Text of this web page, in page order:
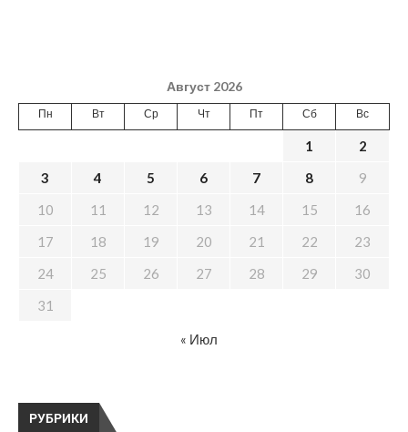
РУБРИКИ
Август 2026
Пн Вт Ср Чт Пт Сб Вс
1
2
3
4 5 6 7 8
9
10
11 12 13 14 15
16
17
18 19 20 21 22
23
24
25 26 27 28 29
30
31
« Июл